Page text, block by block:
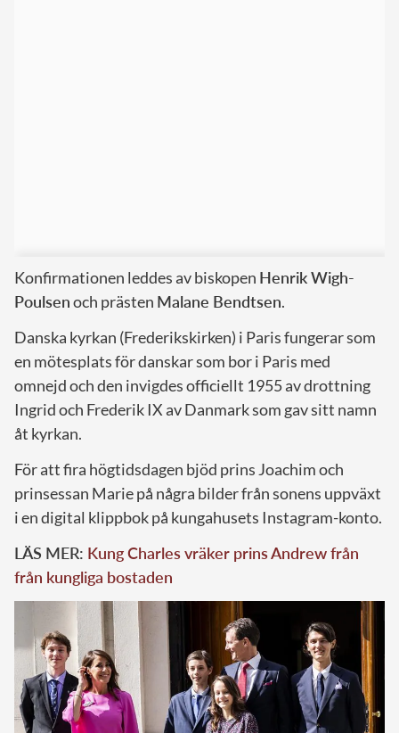
Konfirmationen leddes av biskopen Henrik Wigh-
Poulsenoch prästen Malane Bendtsen.
Danska kyrkan (Frederikskirken) i Paris fungerar som
en mötesplats för danskar som bor i Paris med
omnejd och den invigdes officiellt 1955 av drottning
Ingrid och Frederik IX av Danmark som gav sitt namn
åt kyrkan.
För att fira högtidsdagen bjöd prins Joachim och
prinsessan Marie på några bilder från sonens uppväxt
i en digital klippbok på kungahusets Instagram-konto.
LÄS MER: Kung Charles vräker prins Andrew från
från kungliga bostaden